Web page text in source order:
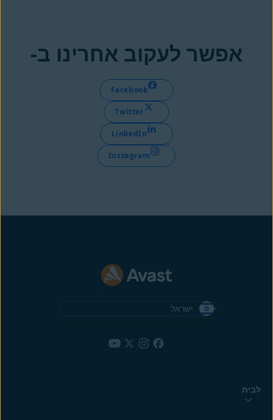
אפשר לעקוב אחרינו ב-
Facebook
Twitter
LinkedIn
Instagram
ישראל
לבית